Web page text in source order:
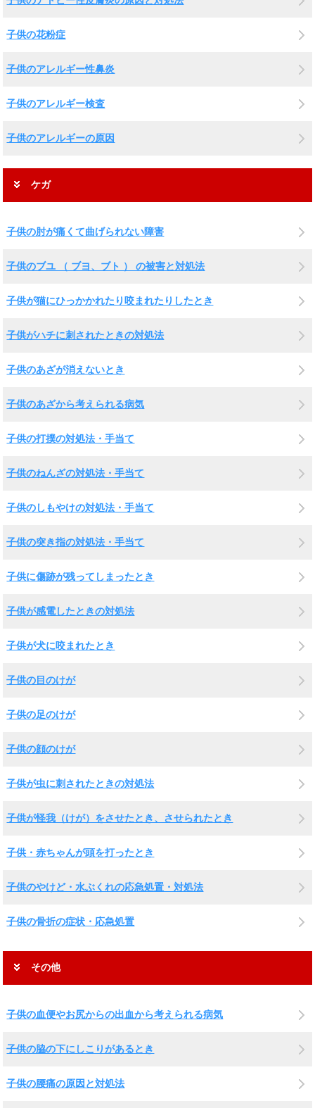
子供の花粉症
子供のアレルギー性鼻炎
子供のアレルギー検査
子供のアレルギーの原因
ケガ
子供の肘が痛くて曲げられない障害
子供のブユ （ ブヨ、ブト ） の被害と対処法
子供が猫にひっかかれたり咬まれたりしたとき
子供がハチに刺されたときの対処法
子供のあざが消えないとき
子供のあざから考えられる病気
子供の打撲の対処法・手当て
子供のねんざの対処法・手当て
子供のしもやけの対処法・手当て
子供の突き指の対処法・手当て
子供に傷跡が残ってしまったとき
子供が感電したときの対処法
子供が犬に咬まれたとき
子供の目のけが
子供の足のけが
子供の顔のけが
子供が虫に刺されたときの対処法
子供が怪我（けが）をさせたとき、させられたとき
子供・赤ちゃんが頭を打ったとき
子供のやけど・水ぶくれの応急処置・対処法
子供の骨折の症状・応急処置
その他
子供の血便やお尻からの出血から考えられる病気
子供の脇の下にしこりがあるとき
子供の腰痛の原因と対処法